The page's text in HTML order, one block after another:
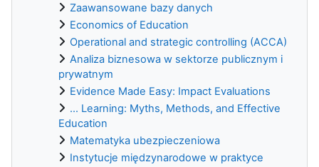
Zaawansowane bazy danych
Economics of Education
Operational and strategic controlling (ACCA)
Analiza biznesowa w sektorze publicznym i
prywatnym
Evidence Made Easy: Impact Evaluations
... Learning: Myths, Methods, and Effective
Education
Matematyka ubezpieczeniowa
Instytucje międzynarodowe w praktyce